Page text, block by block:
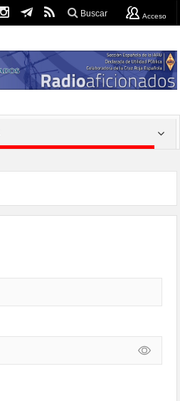
Buscar Acceso